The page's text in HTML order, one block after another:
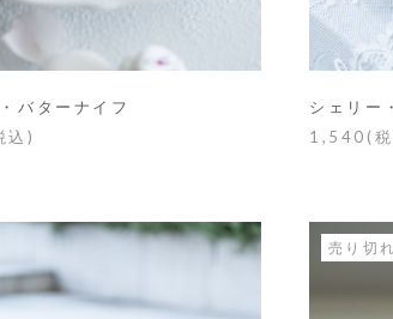
バターナイフ
込)
シェリー
1,540(税
売り切れ